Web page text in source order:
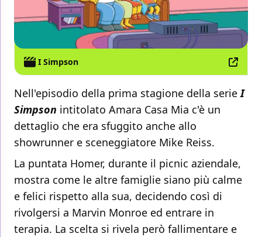
I Simpson
Nell'episodio della prima stagione della serieI
Simpson intitolato Amara Casa Mia c'è un
dettaglio che era sfuggito anche allo
showrunner e sceneggiatore Mike Reiss.
La puntata Homer, durante il picnic aziendale,
mostra come le altre famiglie siano più calme
e felici rispetto alla sua, decidendo così di
rivolgersi a Marvin Monroe ed entrare in
terapia. La scelta si rivela però fallimentare e